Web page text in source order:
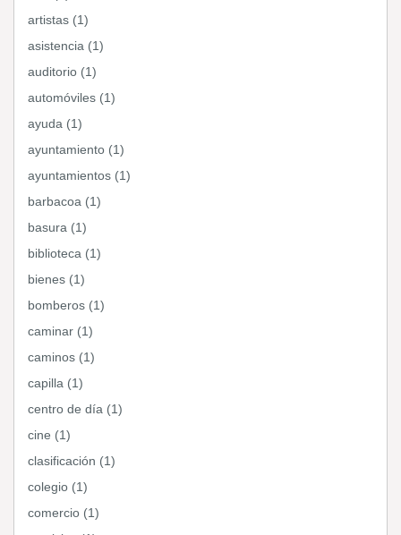
artistas (1)
asistencia (1)
auditorio (1)
automóviles (1)
ayuda (1)
ayuntamiento (1)
ayuntamientos (1)
barbacoa (1)
basura (1)
biblioteca (1)
bienes (1)
bomberos (1)
caminar (1)
caminos (1)
capilla (1)
centro de día (1)
cine (1)
clasificación (1)
colegio (1)
comercio (1)